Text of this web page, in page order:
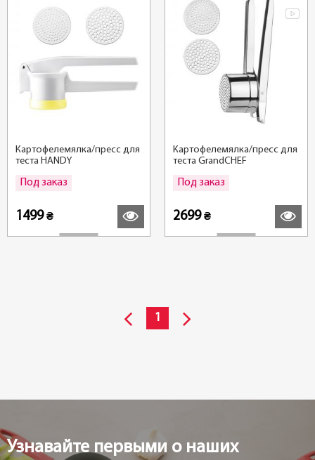
Картофелемялка/пресс для
теста HANDY
Под заказ
1499₴
Картофелемялка/пресс для
теста GrandCHEF
Под заказ
2699₴
1
Узнавайте первыми о наших